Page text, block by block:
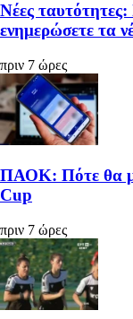
Νέες ταυτότητες:
ενημερώσετε τα
πριν 7 ώρες
ΠΑΟΚ: Πότε θα
Cup
πριν 7 ώρες